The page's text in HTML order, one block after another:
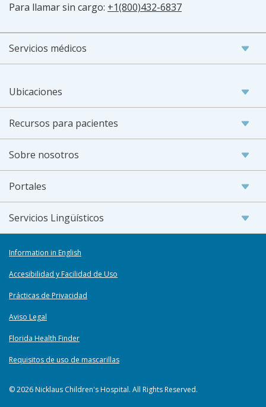
Para llamar sin cargo: +1(800)432-6837
Servicios médicos
Ubicaciones
Recursos para pacientes
Sobre nosotros
Portales
Servicios Lingüísticos
Information in English
Accesibilidad y Facilidad de Uso
Prácticas de Privacidad
Aviso Legal
Florida Health Finder
Requisitos de uso de mascarillas
© 2026 Nicklaus Children's Hospital. All Rights Reserved.